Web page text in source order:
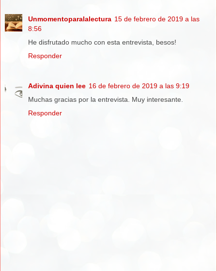
Unmomentoparalalectura 15 de febrero de 2019 a las
8:56
He disfrutado mucho con esta entrevista, besos!
Responder
Adivina quien lee 16 de febrero de 2019 a las 9:19
Muchas gracias por la entrevista. Muy interesante.
Responder